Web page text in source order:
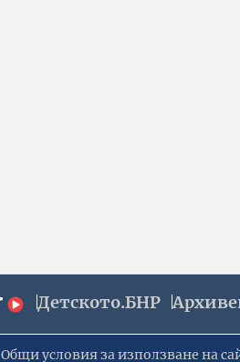
Детското.БНР
Общи условия за използване на